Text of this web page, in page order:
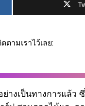
ามเราไว้เลย:
างเป็นทางการแล้ว